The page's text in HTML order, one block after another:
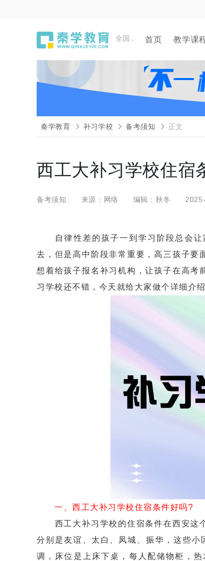
全国 首页 教学课
秦学教育 补习学校 备考须知 正文
西工大补习学校住宿
备考须知 来源：网络 编辑：秋冬
自律性差的孩子一到学习阶段总会让
去，但是高中阶段非常重要，高三孩子要
想着给孩子报名补习机构，让孩子在高考
习学校还不错，今天就给大家做个详细介绍
一、西工大补习学校住宿条件好吗?
西工大补习学校的住宿条件在西安这个
分别是友谊、太白、凤城、振华，这些
调，床位是上床下桌，每人配储物柜，